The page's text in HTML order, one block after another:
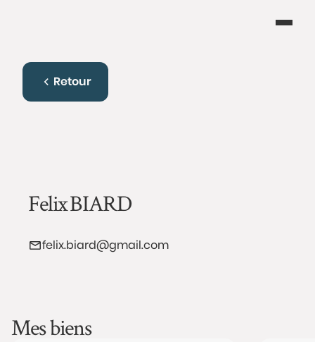
Retour
FelixBIARD
felix.biard@gmail.com
Mes biens